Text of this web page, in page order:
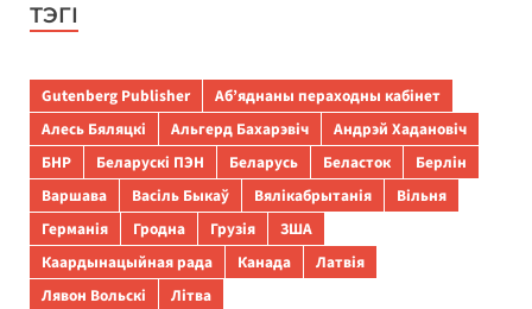
ТЭГІ
Gutenberg Publisher
Аб’яднаны пераходны кабінет
Алесь Бяляцкі
Альгерд Бахарэвіч
Андрэй Хадановіч
БНР
Беларускі ПЭН Беларусь Беласток
Берлін
Варшава
Васіль Быкаў Вялікабрытанія
Вільня
Германія
Гродна Грузія
ЗША
Каардынацыйная рада
Канада
Латвія
Лявон Вольскі
Літва